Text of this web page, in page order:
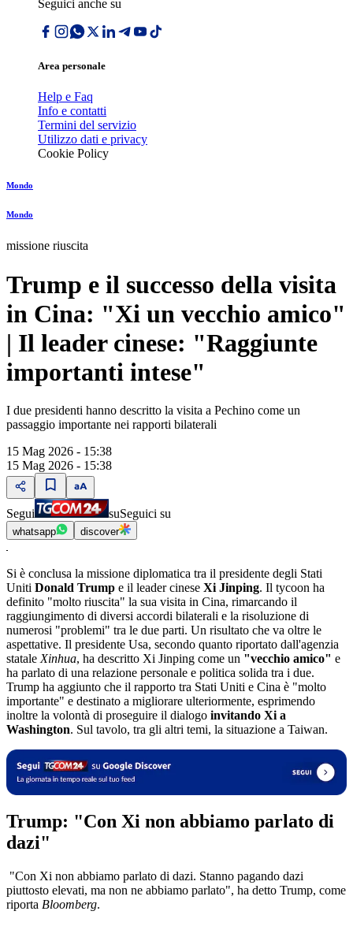
Seguici anche su
Area personale
Help e Faq
Info e contatti
Termini del servizio
Utilizzo dati e privacy
Cookie Policy
Mondo
Mondo
missione riuscita
Trump e il successo della visita
in Cina: "Xi un vecchio amico"
| Il leader cinese: "Raggiunte
importanti intese"
I due presidenti hanno descritto la visita a Pechino come un
passaggio importante nei rapporti bilaterali
15 Mag 2026 - 15:38
15 Mag 2026 - 15:38
Segui suSeguici su
whatsapp discover
Si è conclusa la missione diplomatica tra il presidente degli Stati
Uniti Donald Trump e il leader cinese Xi Jinping. Il tycoon ha
definito "molto riuscita" la sua visita in Cina, rimarcando il
raggiungimento di diversi accordi bilaterali e la risoluzione di
numerosi "problemi" tra le due parti. Un risultato che va oltre le
aspettative. Il presidente Usa, secondo quanto riportato dall'agenzia
statale Xinhua, ha descritto Xi Jinping come un "vecchio amico" e
ha parlato di una relazione personale e politica solida tra i due.
Trump ha aggiunto che il rapporto tra Stati Uniti e Cina è "molto
importante" e destinato a migliorare ulteriormente, esprimendo
inoltre la volontà di proseguire il dialogo invitando Xi a
Washington. Sul tavolo, tra gli altri temi, la situazione a Taiwan.
Trump: "Con Xi non abbiamo parlato di
dazi"
"Con Xi non abbiamo parlato di dazi. Stanno pagando dazi
piuttosto elevati, ma non ne abbiamo parlato", ha detto Trump, come
riporta Bloomberg.